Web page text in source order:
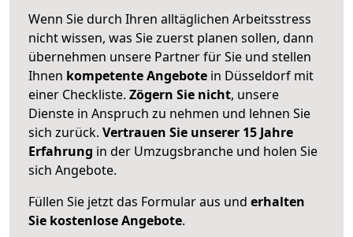
Wenn Sie durch Ihren alltäglichen Arbeitsstress
nicht wissen, was Sie zuerst planen sollen, dann
übernehmen unsere Partner für Sie und stellen
Ihnen kompetente Angebote in Düsseldorf mit
einer Checkliste. Zögern Sie nicht, unsere
Dienste in Anspruch zu nehmen und lehnen Sie
sich zurück. Vertrauen Sie unserer 15 Jahre
Erfahrung in der Umzugsbranche und holen Sie
sich Angebote.
Füllen Sie jetzt das Formular aus und erhalten
Sie kostenlose Angebote.